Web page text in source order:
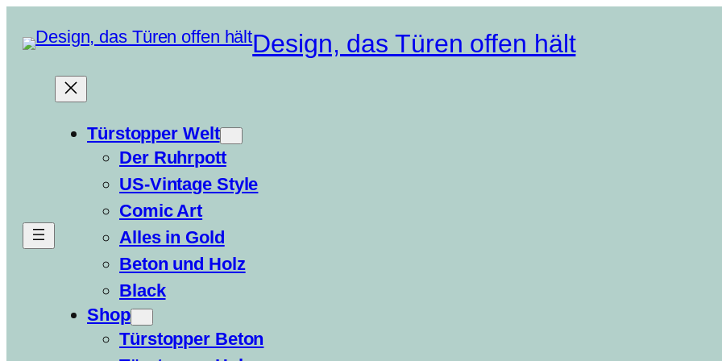
Inhalt
Design, das Türen offen hält
Türstopper Welt
Der Ruhrpott
US-Vintage Style
Comic Art
Alles in Gold
Beton und Holz
Black
Shop
Türstopper Beton